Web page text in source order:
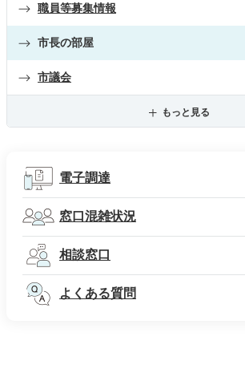
職員等募集情報
市長の部屋
市議会
もっと見る
電子調達
窓口混雑状況
相談窓口
よくある質問